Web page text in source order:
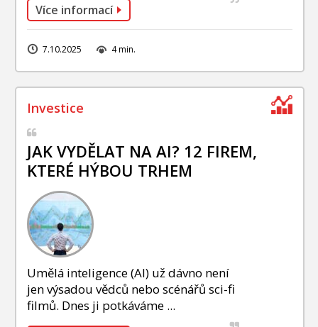
Více informací
7.10.2025 4 min.
JAK VYDĚLAT NA AI? 12 FIREM,
KTERÉ HÝBOU TRHEM
Umělá inteligence (AI) už dávno není
jen výsadou vědců nebo scénářů sci-fi
filmů. Dnes ji potkáváme ...